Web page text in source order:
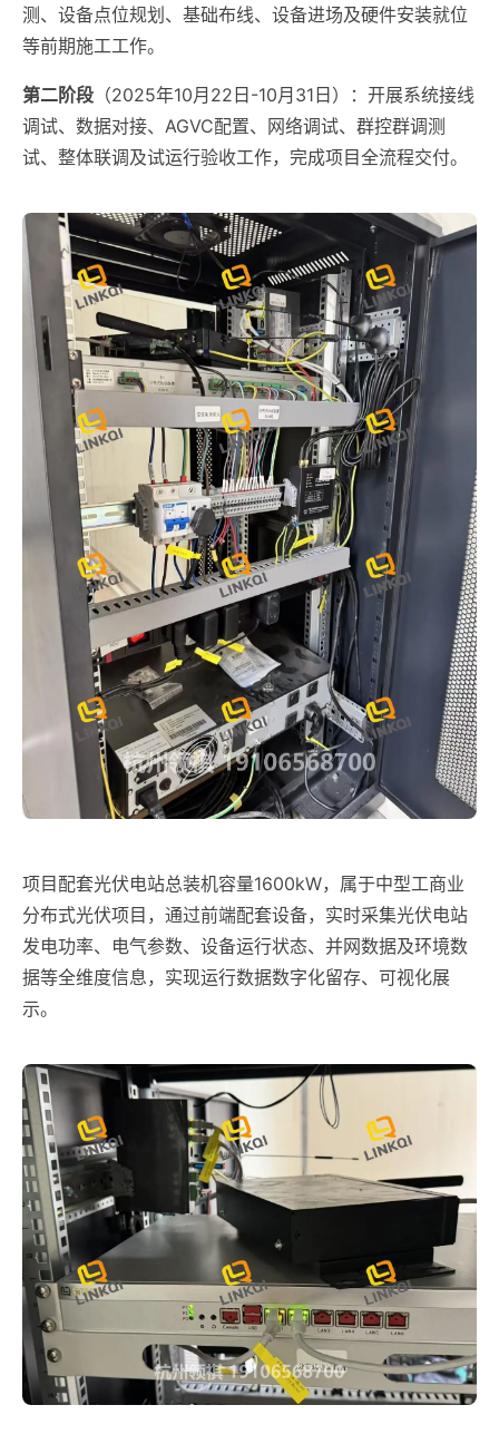
测、设备点位规划、基础布线、设备进场及硬件安装就位
等前期施工工作。
第二阶段 （2025年10月22日-10月31日）：开展系统接线
调试、数据对接、AGVC配置、网络调试、群控群调测
试、整体联调及试运行验收工作，完成项目全流程交付。
项目配套光伏电站总装机容量1600kW，属于中型工商业
分布式光伏项目，通过前端配套设备，实时采集光伏电站
发电功率、电气参数、设备运行状态、并网数据及环境数
据等全维度信息，实现运行数据数字化留存、可视化展
示。